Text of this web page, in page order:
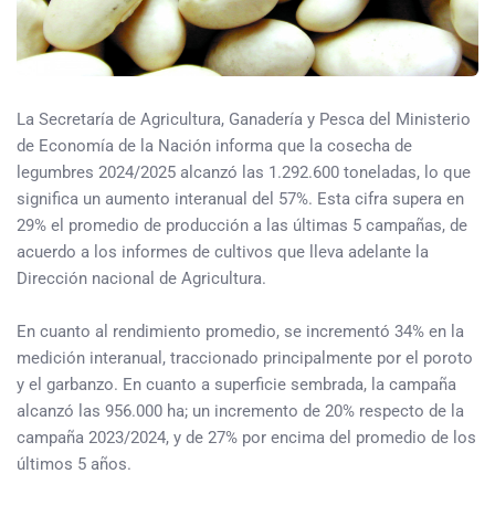
La Secretaría de Agricultura, Ganadería y Pesca del Ministerio
de Economía de la Nación informa que la cosecha de
legumbres 2024/2025 alcanzó las 1.292.600 toneladas, lo que
significa un aumento interanual del 57%. Esta cifra supera en
29% el promedio de producción a las últimas 5 campañas, de
acuerdo a los informes de cultivos que lleva adelante la
Dirección nacional de Agricultura.
En cuanto al rendimiento promedio, se incrementó 34% en la
medición interanual, traccionado principalmente por el poroto
y el garbanzo. En cuanto a superficie sembrada, la campaña
alcanzó las 956.000 ha; un incremento de 20% respecto de la
campaña 2023/2024, y de 27% por encima del promedio de los
últimos 5 años.